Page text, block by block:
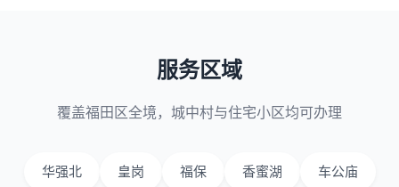
服务区域
覆盖福田区全境，城中村与住宅小区均可办理
华强北 皇岗 福保 香蜜湖 车公庙